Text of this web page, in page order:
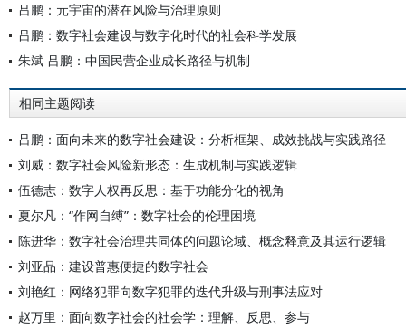
吕鹏：元宇宙的潜在风险与治理原则
吕鹏：数字社会建设与数字化时代的社会科学发展
朱斌 吕鹏：中国民营企业成长路径与机制
相同主题阅读
吕鹏：面向未来的数字社会建设：分析框架、成效挑战与实践路径
刘威：数字社会风险新形态：生成机制与实践逻辑
伍德志：数字人权再反思：基于功能分化的视角
夏尔凡：“作网自缚”：数字社会的伦理困境
陈进华：数字社会治理共同体的问题论域、概念释意及其运行逻辑
刘亚品：建设普惠便捷的数字社会
刘艳红：网络犯罪向数字犯罪的迭代升级与刑事法应对
赵万里：面向数字社会的社会学：理解、反思、参与